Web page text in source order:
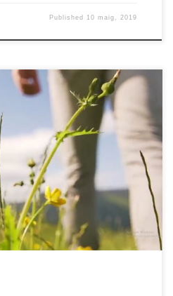
Published 10 maig, 2019